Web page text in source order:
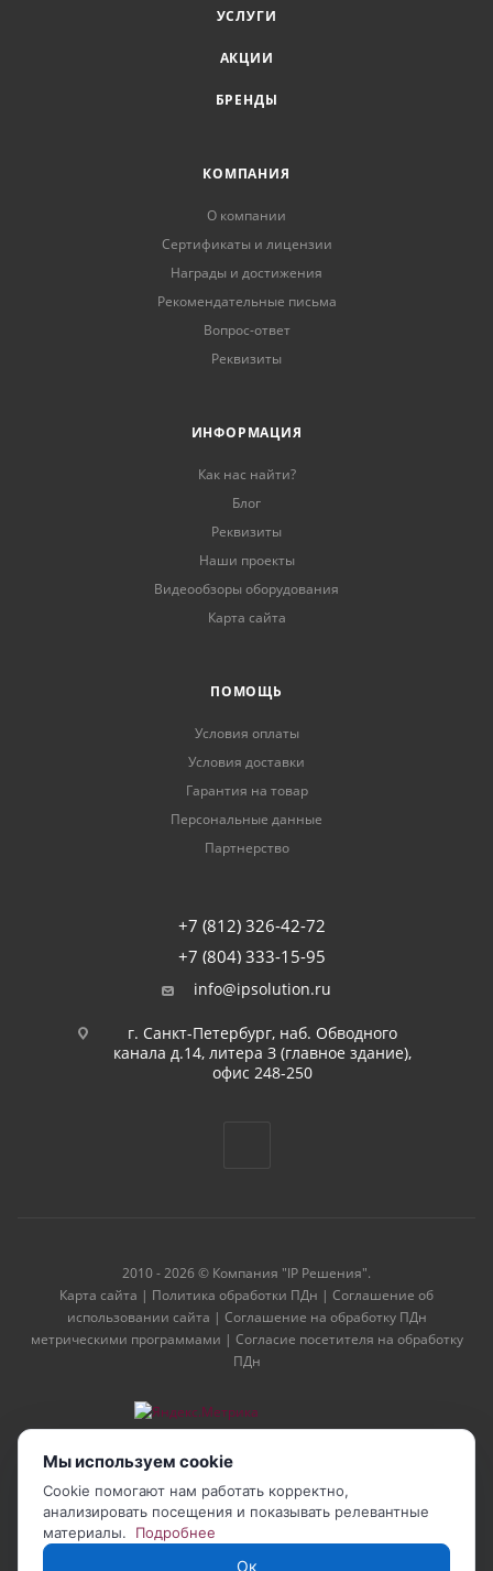
УСЛУГИ
АКЦИИ
БРЕНДЫ
КОМПАНИЯ
О компании
Сертификаты и лицензии
Награды и достижения
Рекомендательные письма
Вопрос-ответ
Реквизиты
ИНФОРМАЦИЯ
Как нас найти?
Блог
Реквизиты
Наши проекты
Видеообзоры оборудования
Карта сайта
ПОМОЩЬ
Условия оплаты
Условия доставки
Гарантия на товар
Персональные данные
Партнерство
+7 (812) 326-42-72
+7 (804) 333-15-95
info@ipsolution.ru
г. Санкт-Петербург, наб. Обводного
канала д.14, литера З (главное здание),
офис 248-250
2010 - 2026 © Компания "IP Решения".
Карта сайта | Политика обработки ПДн | Соглашение об
использовании сайта | Соглашение на обработку ПДн
метрическими программами | Согласие посетителя на обработку
ПДн
Мы используем cookie
Cookie помогают нам работать корректно,
анализировать посещения и показывать релевантные
материалы.
Подробнее
Ок